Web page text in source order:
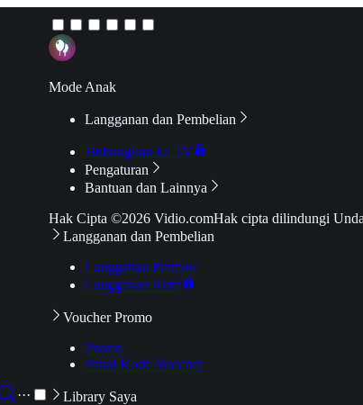
···
Mode Anak
Langganan dan Pembelian
Hubungkan ke TV
Pengaturan
Bantuan dan Lainnya
Hak Cipta ©2026 Vidio.comHak cipta dilindungi
Langganan dan Pembelian
Langganan Premier
Langganan Aktif
Voucher Promo
Promo
Pakai Kode Voucher
Library Saya